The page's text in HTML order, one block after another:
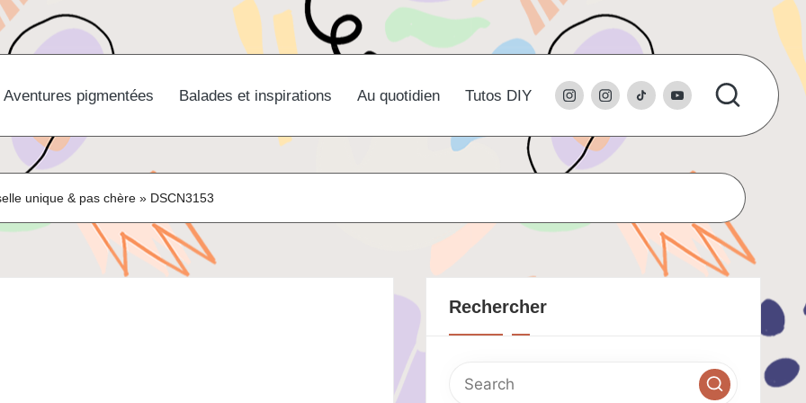
Aventures pigmentées Balades et inspirations Au quotidien Tutos DIY instagraml’instagram
studio
tiktok youtube
unique & pas chère » DSCN3153
Rechercher